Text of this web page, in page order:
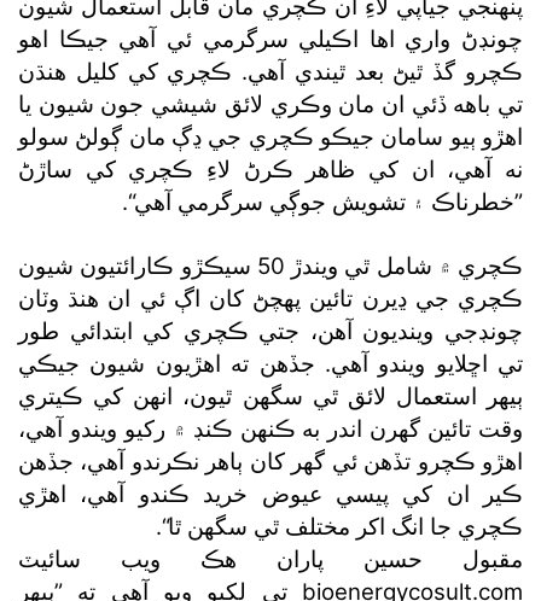
پنهنجي جياپي لاءِ ان ڪچري مان قابل استعمال شيون
چونڊڻ واري اها اڪيلي سرگرمي ئي آهي جيڪا اهو
ڪچرو گڏ ٿيڻ بعد ٿيندي آهي. ڪچري کي کليل هنڌن
تي باهه ڏئي ان مان وڪري لائق شيشي جون شيون يا
اهڙو ٻيو سامان جيڪو ڪچري جي ڍڳ مان ڳولڻ سولو
نه آهي، ان کي ظاهر ڪرڻ لاءِ ڪچري کي ساڙڻ
”خطرناڪ ۽ تشويش جوڳي سرگرمي آهي“.
ڪچري ۾ شامل ٿي ويندڙ 50 سيڪڙو ڪارائتيون شيون
ڪچري جي ڍيرن تائين پهچڻ کان اڳ ئي ان هنڌ وٽان
چونڊجي وينديون آهن، جتي ڪچري کي ابتدائي طور
تي اڇلايو ويندو آهي. جڏهن ته اهڙيون شيون جيڪي
ٻيهر استعمال لائق ٿي سگھن ٿيون، انهن کي ڪيتري
وقت تائين گھرن اندر به ڪنهن ڪنڊ ۾ رکيو ويندو آهي،
اهڙو ڪچرو تڏهن ئي گھر کان ٻاهر نڪرندو آهي، جڏهن
ڪير ان کي پيسي عيوض خريد ڪندو آهي، اهڙي
ڪچري جا انگ اکر مختلف ٿي سگھن ٿا“.
مقبول حسين پاران هڪ ويب سائيٽ
bioenergycosult.com تي لکيو ويو آهي ته ”ٻيهر